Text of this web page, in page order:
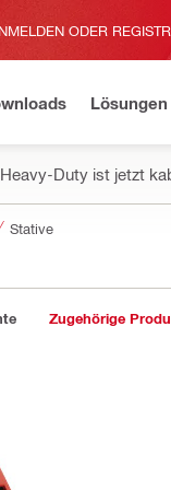
ODER
Lösungen
Heavy-Duty ist jetzt
Stative
Zugehörige